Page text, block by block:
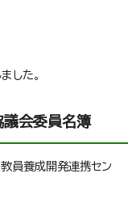
した。
議会委員名簿
教員養成開発連携セン